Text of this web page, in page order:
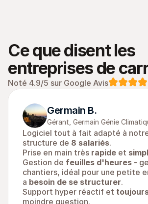
Ce que disent les
entreprises de
Noté 4.9/5 sur Google Avis
Germain B.
Gérant, Germain Génie
Logiciel tout à fait adapté à
structure de 8 salariés.
Prise en main très rapide et
Gestion de feuilles d'heures -
chantiers, idéal pour une petite
a besoin de se structurer.
Support hyper réactif et
moindre question.